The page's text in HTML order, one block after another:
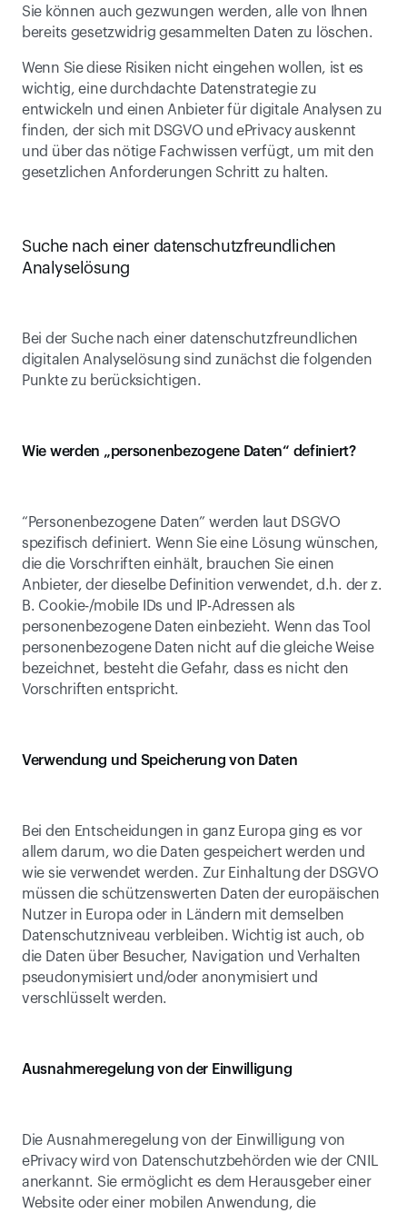
Sie können auch gezwungen werden, alle von Ihnen
bereits gesetzwidrig gesammelten Daten zu löschen.
Wenn Sie diese Risiken nicht eingehen wollen, ist es
wichtig, eine durchdachte Datenstrategie zu
entwickeln und einen Anbieter für digitale Analysen zu
finden, der sich mit DSGVO und ePrivacy auskennt
und über das nötige Fachwissen verfügt, um mit den
gesetzlichen Anforderungen Schritt zu halten.
Suche nach einer datenschutzfreundlichen
Analyselösung
Bei der Suche nach einer datenschutzfreundlichen
digitalen Analyselösung sind zunächst die folgenden
Punkte zu berücksichtigen.
Wie werden „personenbezogene Daten“ definiert?
“Personenbezogene Daten” werden laut DSGVO
spezifisch definiert. Wenn Sie eine Lösung wünschen,
die die Vorschriften einhält, brauchen Sie einen
Anbieter, der dieselbe Definition verwendet, d.h. der z.
B. Cookie-/mobile IDs und IP-Adressen als
personenbezogene Daten einbezieht. Wenn das Tool
personenbezogene Daten nicht auf die gleiche Weise
bezeichnet, besteht die Gefahr, dass es nicht den
Vorschriften entspricht.
Verwendung und Speicherung von Daten
Bei den Entscheidungen in ganz Europa ging es vor
allem darum, wo die Daten gespeichert werden und
wie sie verwendet werden. Zur Einhaltung der DSGVO
müssen die schützenswerten Daten der europäischen
Nutzer in Europa oder in Ländern mit demselben
Datenschutzniveau verbleiben. Wichtig ist auch, ob
die Daten über Besucher, Navigation und Verhalten
pseudonymisiert und/oder anonymisiert und
verschlüsselt werden.
Ausnahmeregelung von der Einwilligung
Die Ausnahmeregelung von der Einwilligung von
ePrivacy wird von Datenschutzbehörden wie der CNIL
anerkannt. Sie ermöglicht es dem Herausgeber einer
Website oder einer mobilen Anwendung, die